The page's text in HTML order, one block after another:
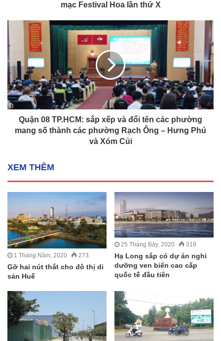
mạc Festival Hoa lần thứ X
Quận 08 TP.HCM: sắp xếp và đổi tên các phường
mang số thành các phường Rạch Ông – Hưng Phú
và Xóm Củi
XEM THÊM
1 Tháng Năm, 2020 273
Gỡ hai nút thắt cho đô thị di
sản Huế
25 Tháng Bảy, 2020 319
Hạ Long sắp có dự án nghỉ
dưỡng ven biển cao cấp
quốc tế đầu tiên